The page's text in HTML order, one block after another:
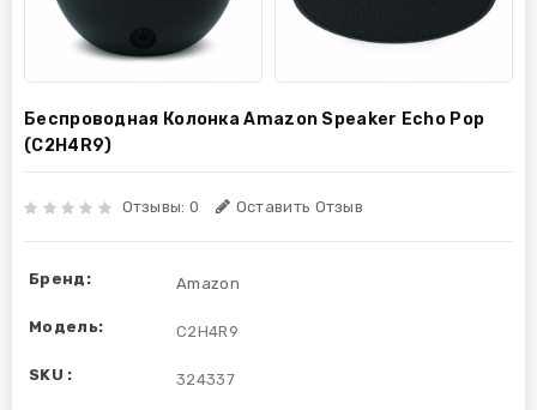
Беспроводная Колонка Amazon Speaker Echo Pop
(C2H4R9)
Отзывы: 0 Оставить Отзыв
Бренд: Amazon
Модель: C2H4R9
SKU : 324337